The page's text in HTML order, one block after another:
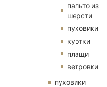
пальто из
шерсти
пуховики
куртки
плащи
ветровки
пуховики